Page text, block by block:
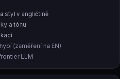
styl v angličtině
a tónu
(zaměření na EN)
LLM